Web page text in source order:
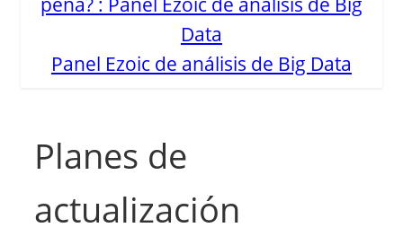
Panel Ezoic de análisis de Big Data
Planes de
actualización